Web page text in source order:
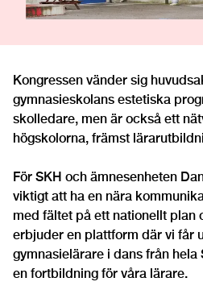
Kongressen vänder sig
gymnasieskolans estetiska
skolledare, men är också ett
högskolorna, främst
För SKH och ämnesenheten
viktigt att ha en nära
med fältet på ett nationellt plan
erbjuder en plattform där vi får
gymnasielärare i dans från
en fortbildning för våra lärare.